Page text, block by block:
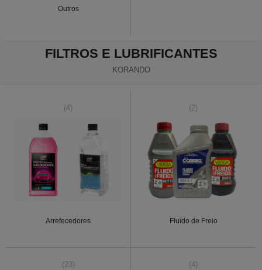
Outros
FILTROS E LUBRIFICANTES
KORANDO
(4)
Arrefecedores
(2)
Fluido de Freio
(23) (4)